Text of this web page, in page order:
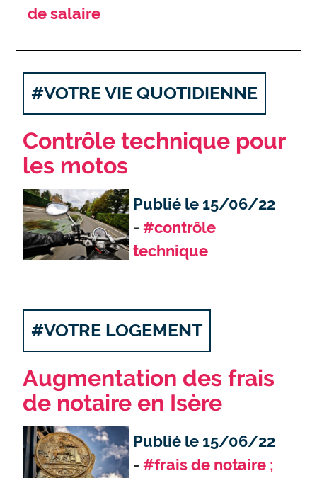
de salaire
#VOTRE VIE QUOTIDIENNE
Contrôle technique pour
les motos
Publié le 15/06/22
#contrôle
technique
#VOTRE LOGEMENT
Augmentation des frais
de notaire en Isère
Publié le 15/06/22
#frais de notaire ;